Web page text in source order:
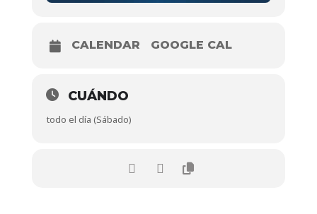
CALENDAR GOOGLE CAL
CUÁNDO
todo el día (Sábado)